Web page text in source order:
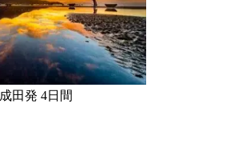
成田発 4日間